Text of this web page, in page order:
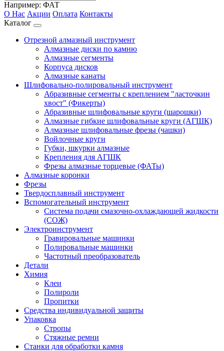
Например: ФАТ
О Нас Акции Оплата Контакты
Каталог
Отрезной алмазный инструмент
Алмазные диски по камню
Алмазные сегменты
Корпуса дисков
Алмазные канаты
Шлифовально-полировальный инструмент
Абразивные сегменты с креплением "ласточкин
хвост" (Фикерты)
Абразивные шлифовальные круги (шарошки)
Алмазные гибкие шлифовальные круги (АГШК)
Алмазные шлифовальные фрезы (чашки)
Войлочные круги
Губки, шкурки алмазные
Крепления для АГШК
Фрезы алмазные торцевые (ФАТы)
Алмазные коронки
Фрезы
Твердосплавный инструмент
Вспомогательный инструмент
Система подачи смазочно-охлаждающей жидкости
(СОЖ)
Электроинструмент
Гравировальные машинки
Полировальные машинки
Частотный преобразователь
Детали
Химия
Клеи
Полироли
Пропитки
Средства индивидуальной защиты
Упаковка
Стропы
Стяжные ремни
Станки для обработки камня